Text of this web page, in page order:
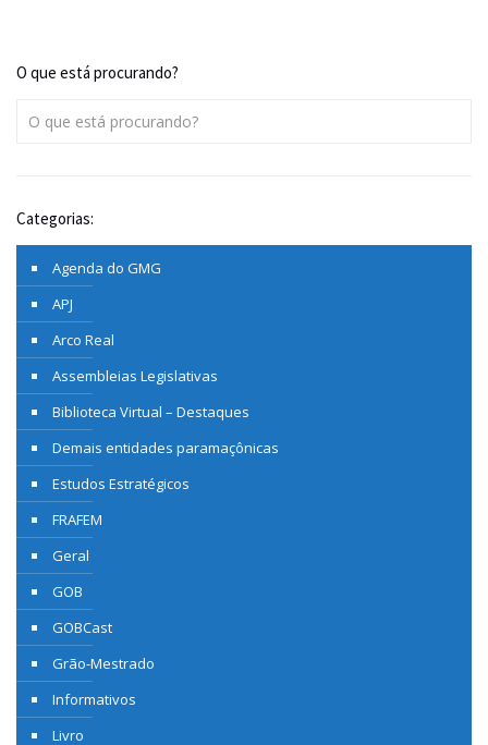
O que está procurando?
Categorias:
Agenda do GMG
APJ
Arco Real
Assembleias Legislativas
Biblioteca Virtual – Destaques
Demais entidades paramaçônicas
Estudos Estratégicos
FRAFEM
Geral
GOB
GOBCast
Grão-Mestrado
Informativos
Livro